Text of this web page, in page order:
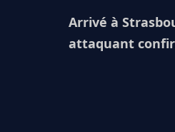
Arrivé à
attaquant